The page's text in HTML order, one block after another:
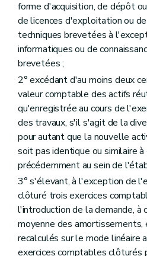
forme d'acquisition, de dépôt
de licences d'exploitation ou de
techniques brevetées à
informatiques ou de
brevetées ;
2° excédant d'au moins deux
valeur comptable des actifs
qu'enregistrée au cours de
des travaux, s'il s'agit de la
pour autant que la nouvelle
soit pas identique ou similaire
précédemment au sein de
3° s'élevant, à l'exception de
clôturé trois exercices
l'introduction de la demande, à
moyenne des
recalculés sur le mode linéaire
exercices comptables clôturés